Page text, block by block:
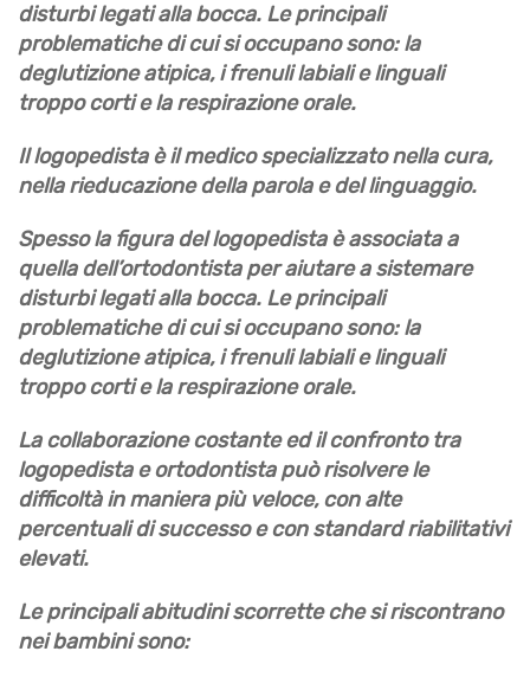
disturbi legati alla bocca. Le principali
problematiche di cui si occupano sono: la
deglutizione atipica, i frenuli labiali e linguali
troppo corti e la respirazione orale.
Il logopedista è il medico specializzatonella cura,
nella rieducazione della parola e del linguaggio.
Spesso la figura del logopedista è associata a
quella dell’ortodontistaper aiutare a sistemare
disturbi legati alla bocca. Le principali
problematiche di cui si occupano sono:la
deglutizione atipica,i frenuli labiali e linguali
troppo cortiela respirazione orale.
Lacollaborazione costanteed il confronto tra
logopedista e ortodontista può risolvere le
difficoltà in maniera più veloce, con alte
percentuali di successo e con standard riabilitativi
elevati.
Le principaliabitudini scorretteche si riscontrano
nei bambini sono: